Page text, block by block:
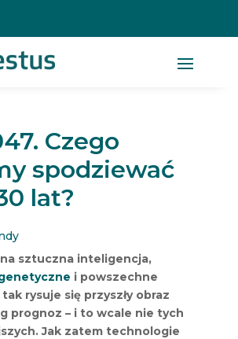
Czego
spodziewać
lat?
sztuczna inteligencja,
i powszechne
rysuje się przyszły obraz
prognoz – i to wcale nie tych
Jak zatem technologie